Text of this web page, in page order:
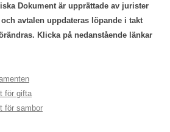
Dokument är upprättade av jurister
avtalen uppdateras löpande i takt
Klicka på nedanstående länkar
för gifta
för sambor